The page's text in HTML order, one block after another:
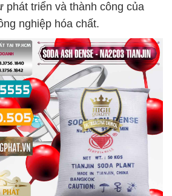
phát triển và thành công của
nghiệp hóa chất.